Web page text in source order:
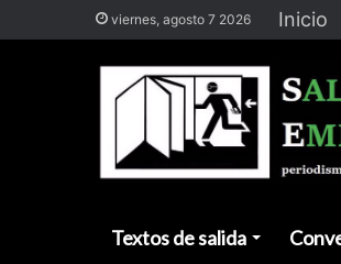
viernes, agosto 7 2026 Inicio
Textos de salida